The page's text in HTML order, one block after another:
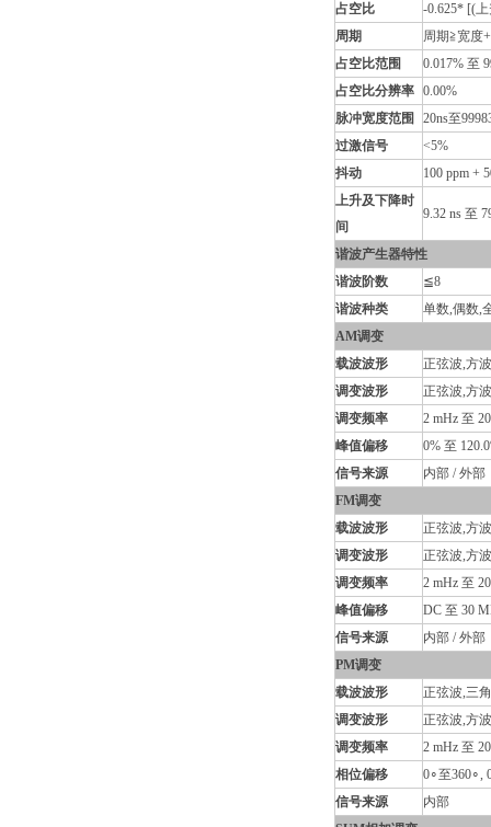
占空比
-0.625* [(
周期
周期≧宽度
占空比范围
0.017% 至
占空比分辨率 0.00%
脉冲宽度范围
20ns至
过激信号
<5%
抖动
100 ppm +
上升及下降时
间
9.32 ns 至
谐波产生器特性
谐波阶数
≦8
谐波种类
单数,偶数,
AM调变
载波波形
正弦波,方
调变波形
正弦波,方
调变频率
2 mHz 至
峰值偏移
0% 至
信号来源
内部 / 外部
FM调变
载波波形
正弦波,方
调变波形
正弦波,方
调变频率
2 mHz 至
峰值偏移
DC 至 30
信号来源
内部 / 外部
PM调变
载波波形
正弦波,三
调变波形
正弦波,方
调变频率
2 mHz 至
相位偏移
0∘至360∘,
信号来源
内部